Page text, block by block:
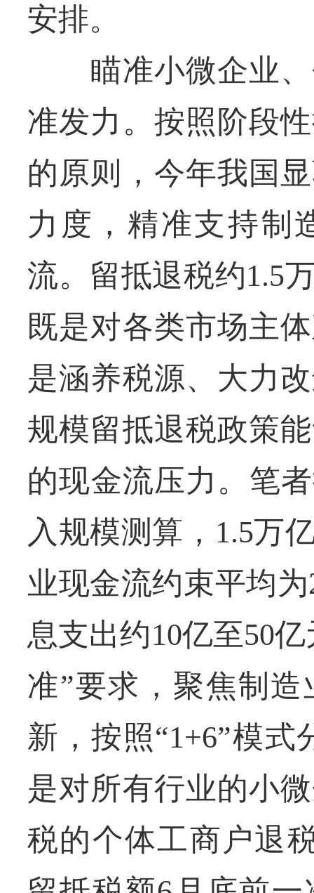
安排。
瞄准小微企业、
准发力。按照阶段
的原则，今年我国
力度，精准支持制
流。留抵退税约1.5
既是对各类市场主
是涵养税源、大力
规模留抵退税政策
的现金流压力。笔
入规模测算，1.5万
业现金流约束平均
息支出约10亿至50
准”要求，聚焦制
新，按照“1+6”模式
是对所有行业的小
税的个体工商户退